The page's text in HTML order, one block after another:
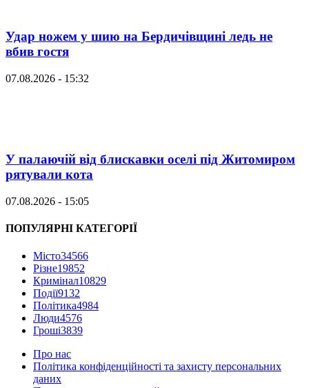
Удар ножем у шию на Бердичівщині ледь не
вбив гостя
07.08.2026 - 15:32
У палаючій від блискавки оселі під Житомиром
рятували кота
07.08.2026 - 15:05
ПОПУЛЯРНІ КАТЕГОРІЇ
Місто34566
Різне19852
Кримінал10829
Події9132
Політика4984
Люди4576
Гроші3839
Про нас
Політика конфіденційності та захисту персональних
даних